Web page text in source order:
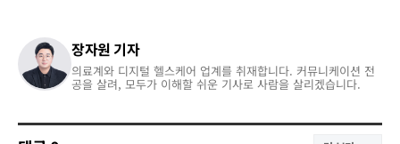
장자원 기자
의료계와 디지털 헬스케어 업계를 취재합니다. 커뮤니케이션 전
공을 살려, 모두가 이해할 쉬운 기사로 사람을 살리겠습니다.